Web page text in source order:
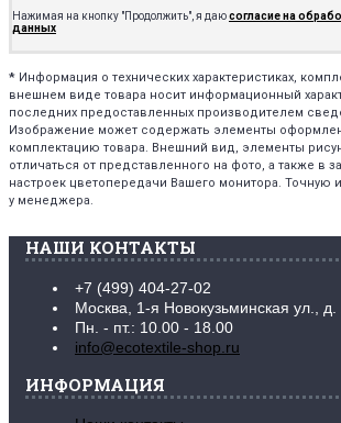
Нажимая на кнопку "Продолжить", я даюсогласие на
данных
* Информация о технических характеристиках,
внешнем виде товара носит информационный
последних предоставленных производителем
Изображение может содержать элементы
комплектацию товара. Внешний вид, элементы
отличаться от представленного на фото, а также в
настроек цветопередачи Вашего монитора. Точную
у менеджера.
НАШИ КОНТАКТЫ
+7 (499) 404-27-02
Москва, 1-я Новокузьминская ул., д.
Пн. - пт.: 10.00 - 18.00
info@ecotextile-shop.ru
ИНФОРМАЦИЯ